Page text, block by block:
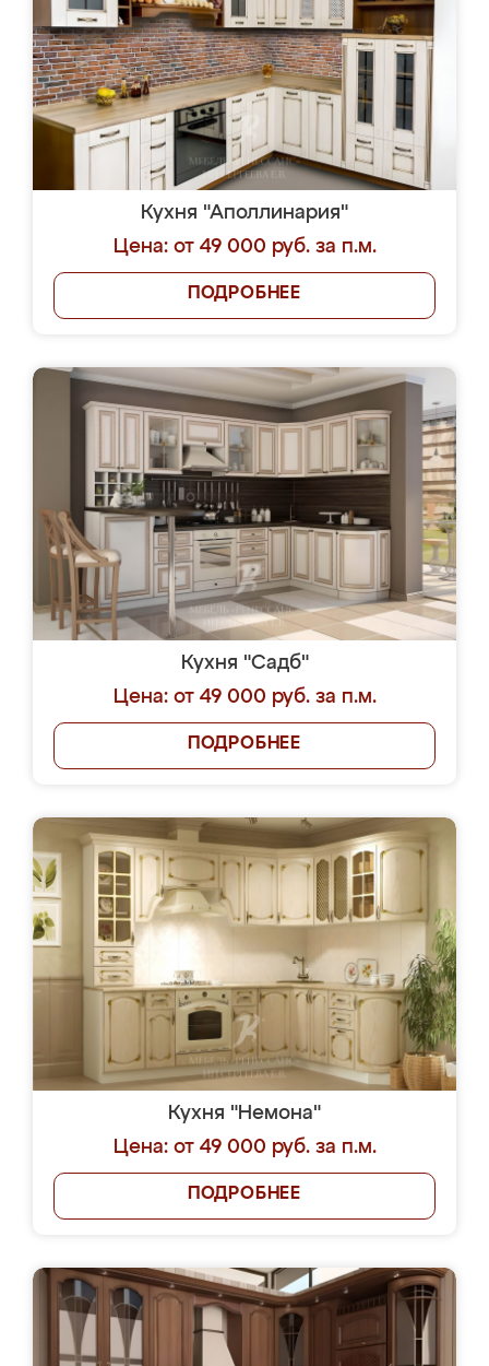
Кухня "Аполлинария"
Цена: от 49 000 руб. за п.м.
ПОДРОБНЕЕ
Кухня "Садб"
Цена: от 49 000 руб. за п.м.
ПОДРОБНЕЕ
Кухня "Немона"
Цена: от 49 000 руб. за п.м.
ПОДРОБНЕЕ